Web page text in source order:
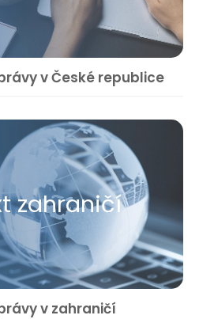
v České republice
zahraničí
v zahraničí